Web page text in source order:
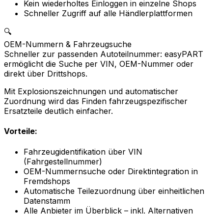
Kein wiederholtes Einloggen in einzelne Shops
Schneller Zugriff auf alle Händlerplattformen
🔍
OEM-Nummern & Fahrzeugsuche
Schneller zur passenden Autoteilnummer: easyPART
ermöglicht die Suche per VIN, OEM-Nummer oder
direkt über Drittshops.
Mit Explosionszeichnungen und automatischer
Zuordnung wird das Finden fahrzeugspezifischer
Ersatzteile deutlich einfacher.
Vorteile:
Fahrzeugidentifikation über VIN
(Fahrgestellnummer)
OEM-Nummernsuche oder Direktintegration in
Fremdshops
Automatische Teilezuordnung über einheitlichen
Datenstamm
Alle Anbieter im Überblick – inkl. Alternativen